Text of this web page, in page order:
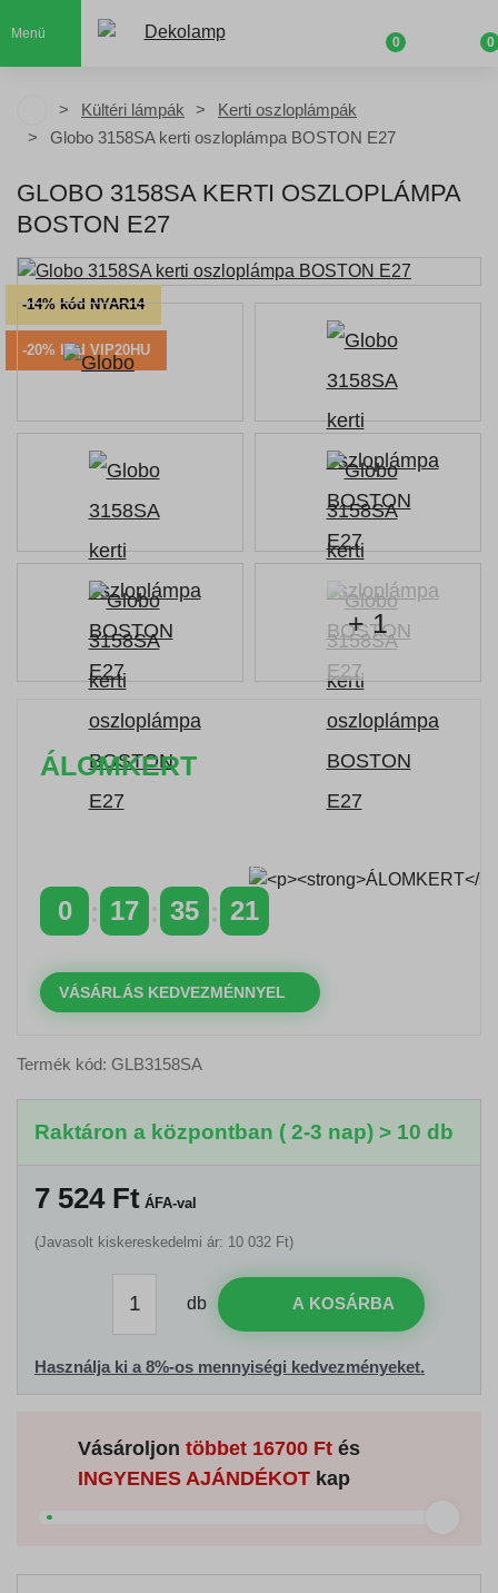
Menü
0 0
Kültéri lámpák
Kerti oszloplámpák
Globo 3158SA kerti oszloplámpa BOSTON E27
GLOBO 3158SA KERTI OSZLOPLÁMPA
BOSTON E27
-14% kód NYAR14
-20% kód VIP20HU
+ 1
ÁLOMKERT
a következő kóddal: VIP20HU
0 17 35 21
VÁSÁRLÁS KEDVEZMÉNNYEL
Termék kód: GLB3158SA
Raktáron a központban ( 2-3 nap) > 10 db
7 524Ft ÁFA-val
(Javasolt kiskereskedelmi ár: 10 032 Ft)
db A KOSÁRBA
Használja ki a 8%-os mennyiségi kedvezményeket.
Vásároljon többet16700 Ftés
INGYENES AJÁNDÉKOTkap